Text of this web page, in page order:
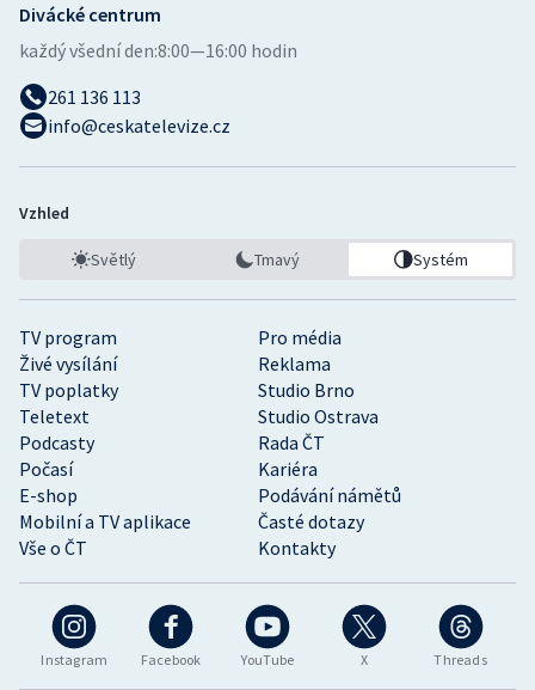
Instagram Facebook YouTube X Threads
TV program
Pro média
Živé vysílání
Reklama
TV poplatky
Studio Brno
Teletext
Studio Ostrava
Podcasty
Rada ČT
Počasí
Kariéra
E-shop
Podávání námětů
Mobilní a TV aplikace
Časté dotazy
Vše o ČT
Kontakty
Divácké centrum
každý všední den:8:00—16:00 hodin
261 136 113
info@ceskatelevize.cz
Vzhled
Světlý Tmavý Systém